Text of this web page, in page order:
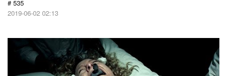
# 535
2019-06-02 02:13